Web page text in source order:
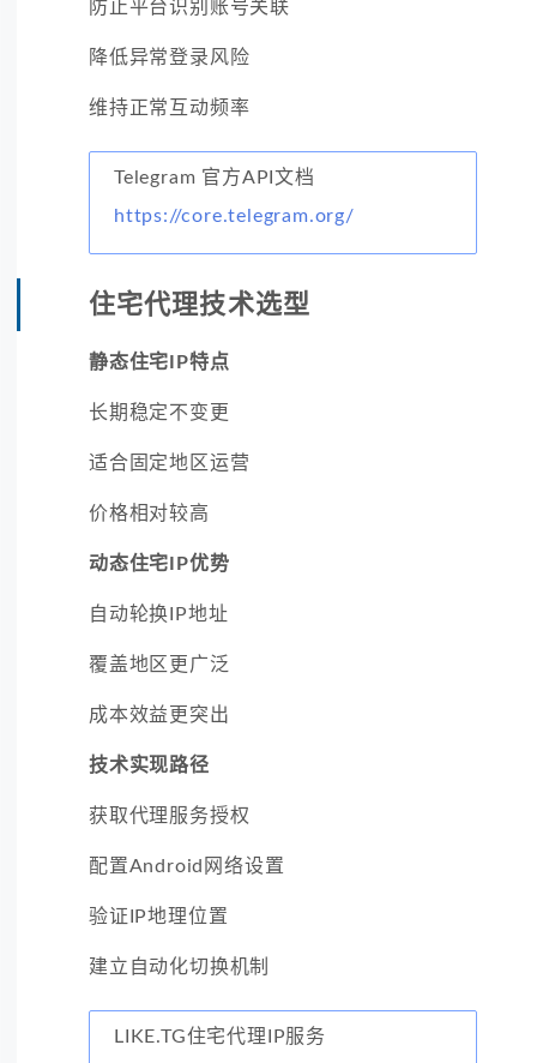
防止平台识别账号关联
降低异常登录风险
维持正常互动频率
Telegram 官方API文档
https://core.telegram.org/
住宅代理技术选型
静态住宅IP特点
长期稳定不变更
适合固定地区运营
价格相对较高
动态住宅IP优势
自动轮换IP地址
覆盖地区更广泛
成本效益更突出
技术实现路径
获取代理服务授权
配置Android网络设置
验证IP地理位置
建立自动化切换机制
LIKE.TG住宅代理IP服务